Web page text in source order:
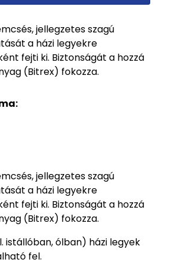
jellegzetes szagú
a házi legyekre
fejti ki. Biztonságát a hozzá
(Bitrex) fokozza.
jellegzetes szagú
a házi legyekre
fejti ki. Biztonságát a hozzá
(Bitrex) fokozza.
istállóban, ólban) házi legyek
fel.